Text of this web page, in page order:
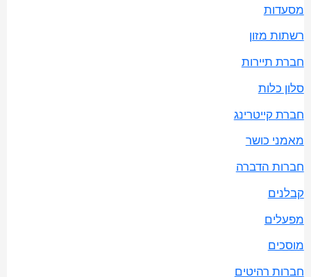
מסעדות
רשתות מזון
חברת תיירות
סלון כלות
חברת קייטרינג
מאמני כושר
חברות הדברה
קבלנים
מפעלים
מוסכים
חברות רהיטים